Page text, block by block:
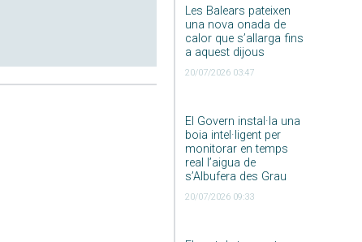
Les Balears pateixen
una nova onada de
calor que s’allarga fins
a aquest dijous
20/07/2026 03:47
El Govern instal·la una
boia intel·ligent per
monitorar en temps
real l’aigua de
s’Albufera des Grau
20/07/2026 09:33